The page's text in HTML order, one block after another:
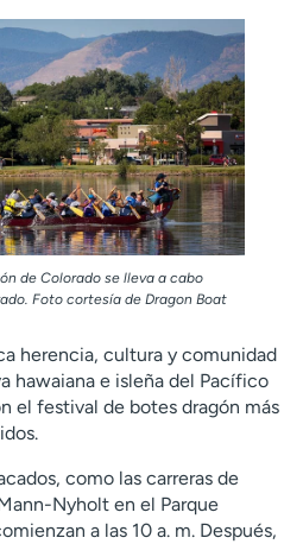
de Colorado se lleva a cabo
Foto cortesía de Dragon Boat
herencia, cultura y comunidad
hawaiana e isleña del Pacífico
el festival de botes dragón más
como las carreras de
Nyholt en el Parque
a las 10 a. m. Después,